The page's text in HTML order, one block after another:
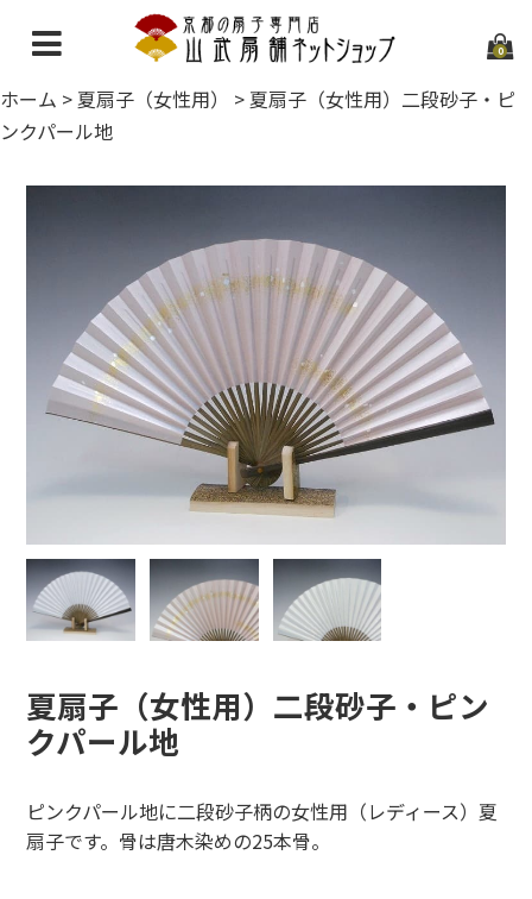
0
ホーム
ホーム > 夏扇子（女性用） > 夏扇子（女性用）二段砂子・ピ
ンクパール地
夏扇子（女性用）二段砂子・ピン
クパール地
ピンクパール地に二段砂子柄の女性用（レディース）夏
扇子です。骨は唐木染めの25本骨。